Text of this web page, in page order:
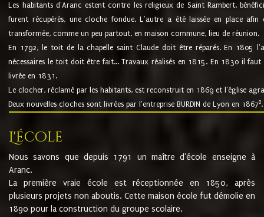
Les habitants d'Aranc estent contre les religieux de Saint Rambert,
furent récupérés, une cloche fondue. L'autre a été laissée en place
transformée, comme un peu partout, en maison commune, lieu de réunion.
En 1792, le toit de la chapelle saint Claude doit être réparés. En 1805
nécessaires le toit doit être fait... Travaux réalisés en 1815. En 1830 il
livrée en 1831.
Le clocher, réclamé par les habitants, est reconstruit en 1869 et l'église
Deux nouvelles cloches sont livrées par l'entreprise BURDIN de Lyon en 18678.
L'école
Nous savons que depuis 1791 un maître d'école enseigne à
Aranc.
La première vraie école est réceptionnée en 1850, après
plusieurs projets non aboutis. Cette maison école fut démolie en
1890 pour la construction du groupe scolaire.